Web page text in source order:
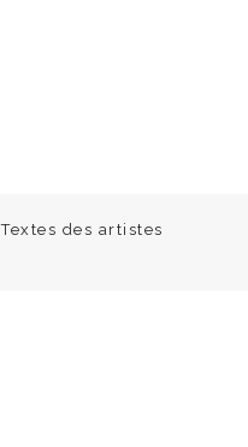
Textes des artistes